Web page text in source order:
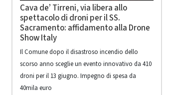
Cava de’ Tirreni, via libera allo
spettacolo di droni per il SS.
Sacramento: affidamento alla Drone
Show Italy
Il Comune dopo il disastroso incendio dello
scorso anno sceglie un evento innovativo da 410
droni per il 13 giugno. Impegno di spesa da
40mila euro